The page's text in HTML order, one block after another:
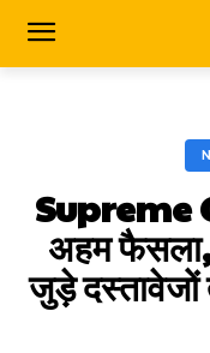
Supreme
अहम फैसला,
जुड़े दस्तावेजों